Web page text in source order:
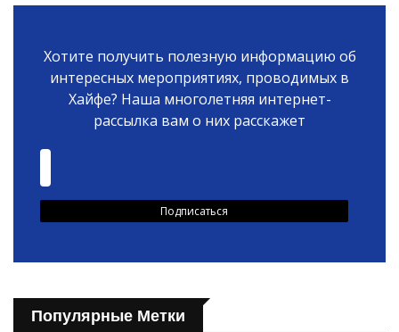
Хотите получить полезную информацию об
интересных мероприятиях, проводимых в
Хайфе? Наша многолетняя интернет-
рассылка вам о них расскажет
Популярные Метки